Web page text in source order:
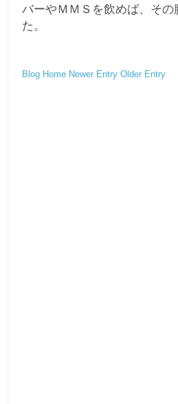
バーやＭＭＳを飲めば、そ
た。
Blog Home Newer Entry Older Entry